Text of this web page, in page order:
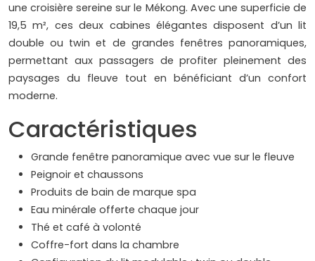
une croisière sereine sur le Mékong. Avec une superficie de
19,5 m², ces deux cabines élégantes disposent d’un lit
double ou twin et de grandes fenêtres panoramiques,
permettant aux passagers de profiter pleinement des
paysages du fleuve tout en bénéficiant d’un confort
moderne.
Caractéristiques
Grande fenêtre panoramique avec vue sur le fleuve
Peignoir et chaussons
Produits de bain de marque spa
Eau minérale offerte chaque jour
Thé et café à volonté
Coffre-fort dans la chambre